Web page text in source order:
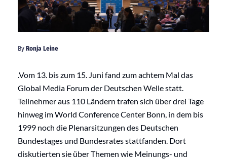
By Ronja Leine
.Vom 13. bis zum 15. Juni fand zum achtem Mal das
Global Media Forum der Deutschen Welle statt.
Teilnehmer aus 110 Ländern trafen sich über drei Tage
hinweg im World Conference Center Bonn, in dem bis
1999 noch die Plenarsitzungen des Deutschen
Bundestages und Bundesrates stattfanden. Dort
diskutierten sie über Themen wie Meinungs- und